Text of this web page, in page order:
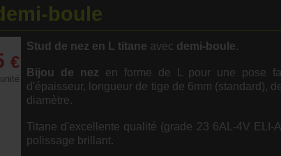
boule
€
Stud de nez en L titane avec demi-boule.
Bijou de nez en forme de L pour une pose
d'épaisseur, longueur de tige de 6mm (standard),
diamètre.
Titane d'excellente qualité (grade 23 6AL-4V ELI-
polissage brillant.